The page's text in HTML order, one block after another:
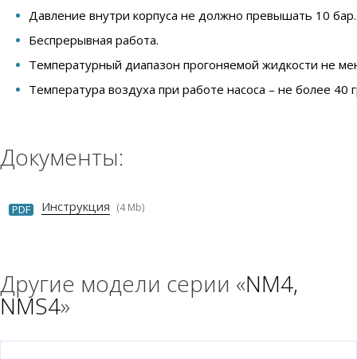
Давление внутри корпуса не должно превышать 10 бар.
Беспрерывная работа.
Температурный диапазон прогоняемой жидкости не
Температура воздуха при работе насоса – не более 40
Документы:
PDF Инструкция (4 Mb)
Другие модели серии «NM4,
NMS4»